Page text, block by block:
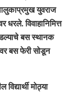
युवराज
विवाहानिमित्त
बस स्थानक
बस फेरी सोडून
मोठ्या